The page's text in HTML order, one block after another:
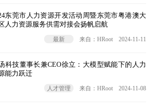
东莞市人力资源开发活动周暨东莞市粤港澳大
人力资源服务供需对接会‌扬帆启航
最新 来自：HRoot 2024-11-11
科技董事长兼CEO徐立：大模型赋能下的人力
能力跃迁
人才管理 来自：HRoot 2024-11-08